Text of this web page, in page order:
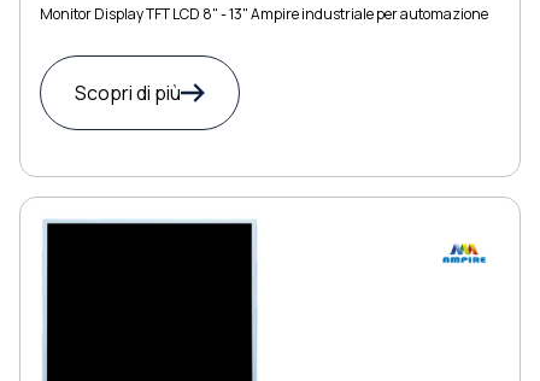
Monitor Display TFT LCD 8" - 13" Ampire industriale per automazione
Scopri di più